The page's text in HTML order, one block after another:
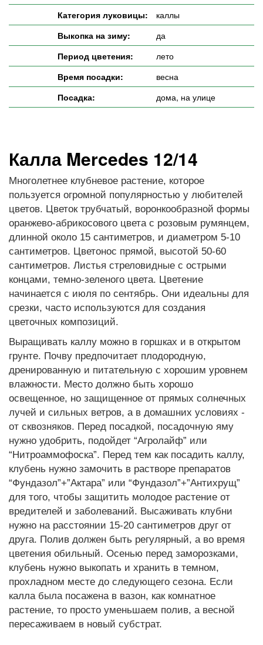
Категория луковицы:
каллы
Выкопка на зиму:
да
Период цветения:
лето
Время посадки:
весна
Посадка:
дома, на улице
Калла Mercedes 12/14
Многолетнее клубневое растение, которое
пользуется огромной популярностью у любителей
цветов. Цветок трубчатый, воронкообразной формы
оранжево-абрикосового цвета с розовым румянцем,
длинной около 15 сантиметров, и диаметром 5-10
сантиметров. Цветонос прямой, высотой 50-60
сантиметров. Листья стреловидные с острыми
концами, темно-зеленого цвета. Цветение
начинается с июля по сентябрь. Они идеальны для
срезки, часто используются для создания
цветочных композиций.
Выращивать каллу можно в горшках и в открытом
грунте. Почву предпочитает плодородную,
дренированную и питательную с хорошим уровнем
влажности. Место должно быть хорошо
освещенное, но защищенное от прямых солнечных
лучей и сильных ветров, а в домашних условиях -
от сквозняков. Перед посадкой, посадочную яму
нужно удобрить, подойдет “Агролайф” или
“Нитроаммофоска”. Перед тем как посадить каллу,
клубень нужно замочить в растворе препаратов
“Фундазол”+”Актара” или “Фундазол”+”Антихрущ”
для того, чтобы защитить молодое растение от
вредителей и заболеваний. Высаживать клубни
нужно на расстоянии 15-20 сантиметров друг от
друга. Полив должен быть регулярный, а во время
цветения обильный. Осенью перед заморозками,
клубень нужно выкопать и хранить в темном,
прохладном месте до следующего сезона. Если
калла была посажена в вазон, как комнатное
растение, то просто уменьшаем полив, а весной
пересаживаем в новый субстрат.